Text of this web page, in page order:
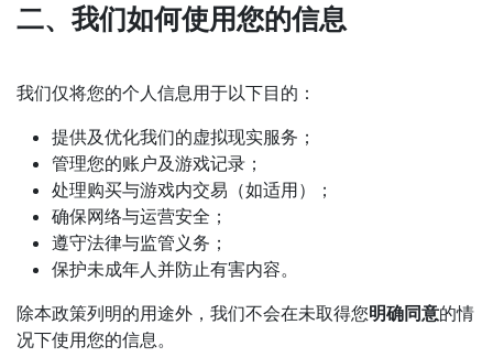
二、我们如何使用您的信息
我们仅将您的个人信息用于以下目的：
提供及优化我们的虚拟现实服务；
管理您的账户及游戏记录；
处理购买与游戏内交易（如适用）；
确保网络与运营安全；
遵守法律与监管义务；
保护未成年人并防止有害内容。
除本政策列明的用途外，我们不会在未取得您明确同意的情
况下使用您的信息。